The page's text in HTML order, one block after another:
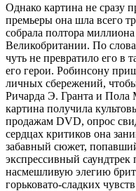
Однако картина не сразу
премьеры она шла всего
собрала полтора
Великобритании. По
чуть не превратило его в
его герои. Робинсону
личных сбережений,
Ричарда Э. Гранта и
картина получила
продажам DVD, опрос
сердцах критиков она
забавный сюжет,
экспрессивный саундтрек
насмешливую элегию
горьковато-сладких